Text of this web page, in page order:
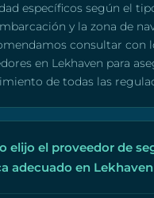
específicos según el
y la zona de
consultar con
en Lekhaven para
de todas las
elijo el proveedor de
adecuado en